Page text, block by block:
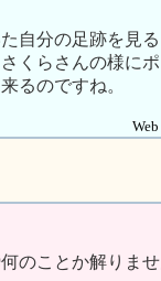
自分の足跡を見
くらさんの様に
るのですね。
のことか解りま